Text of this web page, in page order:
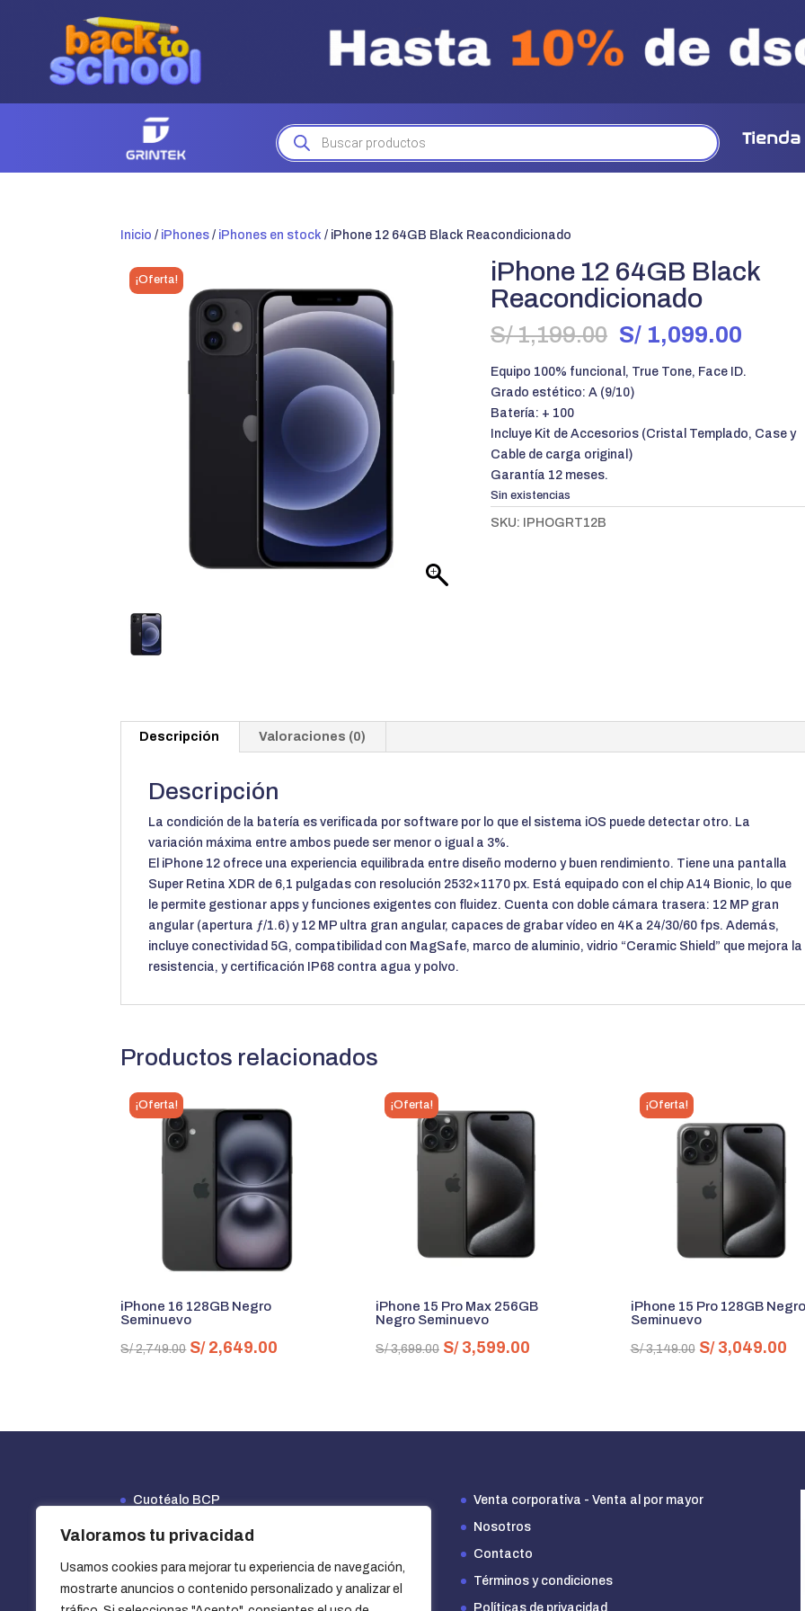
Valoramos tu privacidad
Usamos cookies para mejorar tu experiencia de navegación,
mostrarte anuncios o contenido personalizado y analizar el
Búsqueda
de
productos
Tienda
Inicio / iPhones / iPhones en stock / iPhone 12 64GB Black Reacondicionado
¡Oferta!
iPhone 12 64GB Black
Reacondicionado
S/1,199.00 El
precio
original
era:
S/ 1,099.00
actual
Equipo 100% funcional, True Tone, Face ID.
Grado estético: A (9/10)
Batería: + 100
Incluye Kit de Accesorios (Cristal Templado, Case y
Cable de carga original)
Garantía 12 meses.
Sin existencias
SKU: IPHOGRT12B
Descripción Valoraciones (0)
Descripción
La condición de la batería es verificada por software por lo que el sistema iOS puede detectar otro. La
variación máxima entre ambos puede ser menor o igual a 3%.
El iPhone 12 ofrece una experiencia equilibrada entre diseño moderno y buen rendimiento. Tiene una pantalla
Super Retina XDR de 6,1 pulgadas con resolución 2532×1170 px. Está equipado con el chip A14 Bionic, lo que
le permite gestionar apps y funciones exigentes con fluidez. Cuenta con doble cámara trasera: 12 MP gran
angular (apertura ƒ/1.6) y 12 MP ultra gran angular, capaces de grabar vídeo en 4K a 24/30/60 fps. Además,
incluye conectividad 5G, compatibilidad con MagSafe, marco de aluminio, vidrio “Ceramic Shield” que mejora la
resistencia, y certificación IP68 contra agua y polvo.
Productos relacionados
¡Oferta!
iPhone 16 128GB Negro
Seminuevo
S/2,749.00 El
era:
S/2,649.00
es:
¡Oferta!
iPhone 15 Pro Max 256GB
Negro Seminuevo
S/3,699.00 El
era:
S/3,599.00El
es:
¡Oferta!
iPhone 15 Pro 128GB Negro
Seminuevo
S/3,149.00 El
era:
S/3,049.00El
Cuotéalo BCP
Financiamiento Efectiva
¿Cómo usar un cupón?
Vender mi iPhone
Venta corporativa - Venta al por mayor
Nosotros
Contacto
Términos y condiciones
Políticas de privacidad